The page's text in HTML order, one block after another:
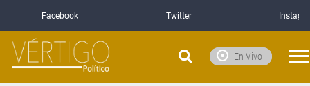
Facebook Twitter
En Vivo